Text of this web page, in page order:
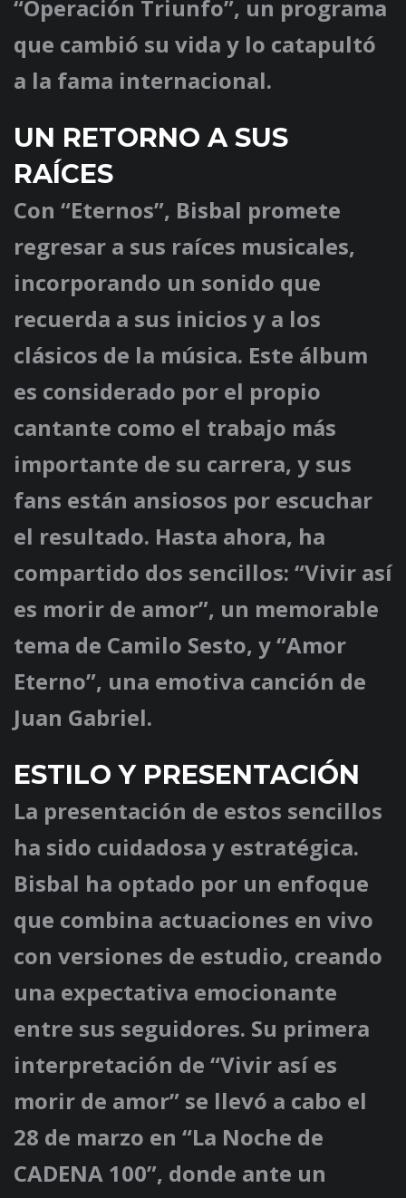
“Operación Triunfo”, un programa
que cambió su vida y lo catapultó
a la fama internacional.
UN RETORNO A SUS
RAÍCES
Con “Eternos”, Bisbal promete
regresar a sus raíces musicales,
incorporando un sonido que
recuerda a sus inicios y a los
clásicos de la música. Este álbum
es considerado por el propio
cantante como el trabajo más
importante de su carrera, y sus
fans están ansiosos por escuchar
el resultado. Hasta ahora, ha
compartido dos sencillos: “Vivir así
es morir de amor”, un memorable
tema de Camilo Sesto, y “Amor
Eterno”, una emotiva canción de
Juan Gabriel.
ESTILO Y PRESENTACIÓN
La presentación de estos sencillos
ha sido cuidadosa y estratégica.
Bisbal ha optado por un enfoque
que combina actuaciones en vivo
con versiones de estudio, creando
una expectativa emocionante
entre sus seguidores. Su primera
interpretación de “Vivir así es
morir de amor” se llevó a cabo el
28 de marzo en “La Noche de
CADENA 100”, donde ante un